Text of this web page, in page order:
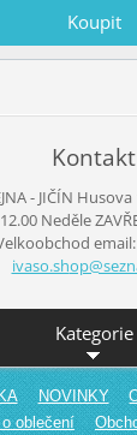
Kontakt
- JIČÍN Husova
Neděle
ivaso.sh
Kategorie
NOVINKY
oblečení